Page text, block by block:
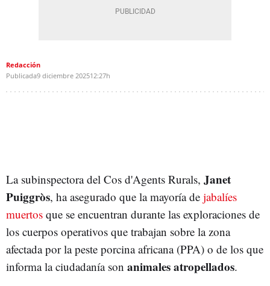
Redacción
Publicada9 diciembre 202512:27h
La subinspectora del Cos d'Agents Rurals, Janet
Puiggròs, ha asegurado que la mayoría de jabalíes
muertos que se encuentran durante las exploraciones de
los cuerpos operativos que trabajan sobre la zona
afectada por la peste porcina africana (PPA) o de los que
informa la ciudadanía son animales atropellados.